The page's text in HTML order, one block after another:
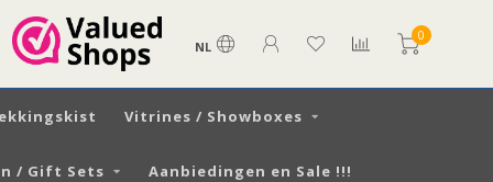
NL
0
Vitrines / Showboxes
/ Gift Sets Aanbiedingen en Sale !!!